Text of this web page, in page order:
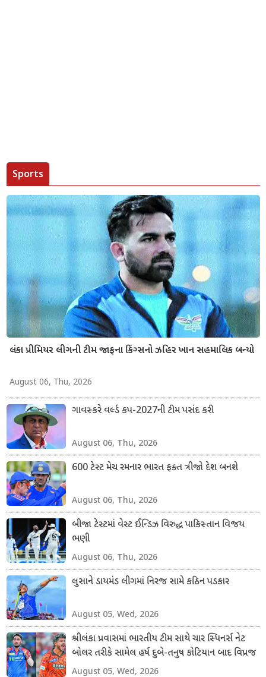
Sports
લંકા પ્રીમિયર લીગની ટીમ જાફના કિંગ્સનો ઝહિર ખાન સહમાલિક બન્યો
August 06, Thu, 2026
ગાવસ્કરે વર્લ્ડ કપ-2027ની ટીમ પસંદ કરી
August 06, Thu, 2026
600 ટેસ્ટ મેચ રમનાર ભારત ફક્ત ત્રીજો દેશ બનશે
August 06, Thu, 2026
બીજા ટેસ્ટમાં વેસ્ટ ઈન્ડિઝ વિરુદ્ધ પાકિસ્તાન વિજય
ભણી
August 06, Thu, 2026
લુસાને ડાયમંડ લીગમાં નિરજ સામે કઠિન પડકાર
August 05, Wed, 2026
શ્રીલંકા પ્રવાસમાં ભારતીય ટીમ સાથે ચાર સ્પિનર્સ નેટ
બોલર તરીકે સામેલ હર્ષ દુબે-તનુષ કોટિયાન બાદ વિપ્રજ
નિગમ અને શિવાંગ કુમારનો સમાવેશ કરાયો
August 05, Wed, 2026